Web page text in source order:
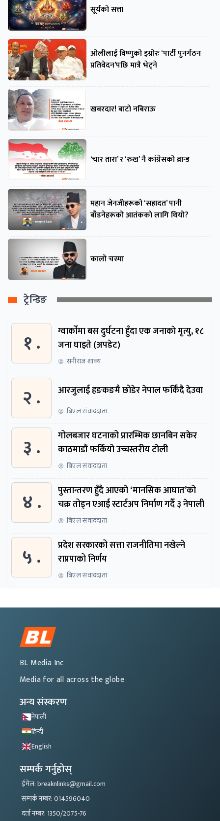
सूर्यको सत्ता
ओलीलाई विष्णुको इग्नोरः ‘पार्टी पुनर्गठन
प्रतिवेदन’पछि मात्रै भेट्ने
खबरदार! बाटो नबिराऊ
‘चार तारा’ र ‘रुख’ नै कांग्रेसको ब्रान्ड
महान जेनजीहरूको ‘सहादत’ पानी
बाँडनेहरूको आतंकको लागि थियो?
कालो चस्मा
ट्रेन्डिङ
१ .
ग्वार्काेमा बस दुर्घटना हुँदा एक जनाकाे मृत्यु, १८
जना घाइते (अपडेट)
सनीराज शाक्य
२ . आरजुलाई हङकङमै छोडेर नेपाल फर्किँदै देउवा
बिएल संवाददाता
३ .
गोलबजार घटनाको प्रारम्भिक छानबिन सकेर
काठमाडौं फर्कियो उच्चस्तरीय टोली
बिएल संवाददाता
४ .
पुस्तान्तरण हुँदै आएको ‘मानसिक आघात’को
चक्र तोड्न एआई स्टार्टअप निर्माण गर्दै ३ नेपाली
बिएल संवाददाता
५ .
प्रदेश सरकारको सत्ता राजनीतिमा नखेल्ने
राप्रपाको निर्णय
बिएल संवाददाता
BL Media Inc
Media for all across the globe
अन्य संस्करण
नेपाली
हिन्दी
English
सम्पर्क गर्नुहोस्
ईमेल: breaknlinks@gmail.com
सम्पर्क नम्बर: 014596040
दर्ता नम्बर: 1350/2075-76